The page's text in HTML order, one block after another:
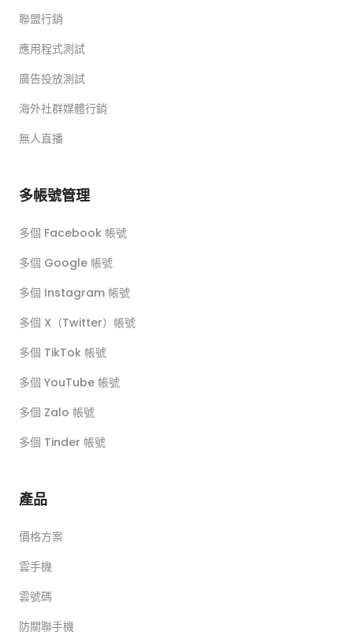
聯盟行銷
應用程式測試
廣告投放測試
海外社群媒體行銷
無人直播
多帳號管理
多個 Facebook 帳號
多個 Google 帳號
多個 Instagram 帳號
多個 X（Twitter）帳號
多個 TikTok 帳號
多個 YouTube 帳號
多個 Zalo 帳號
多個 Tinder 帳號
產品
價格方案
雲手機
雲號碼
防關聯手機